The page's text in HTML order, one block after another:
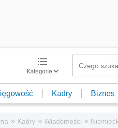
Kategorie
Kadry Biznes
» Kadry » Wiadomości »